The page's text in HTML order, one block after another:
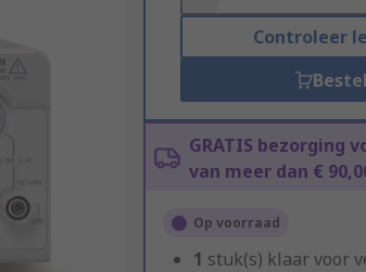
Controleer
GRATIS bezorging
van meer dan €
Op voorraad
1 stuk(s) klaar voor